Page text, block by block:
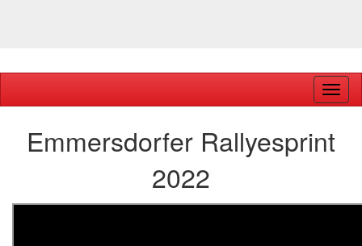
ein-/
Emmersdorfer Rallyesprint
2022